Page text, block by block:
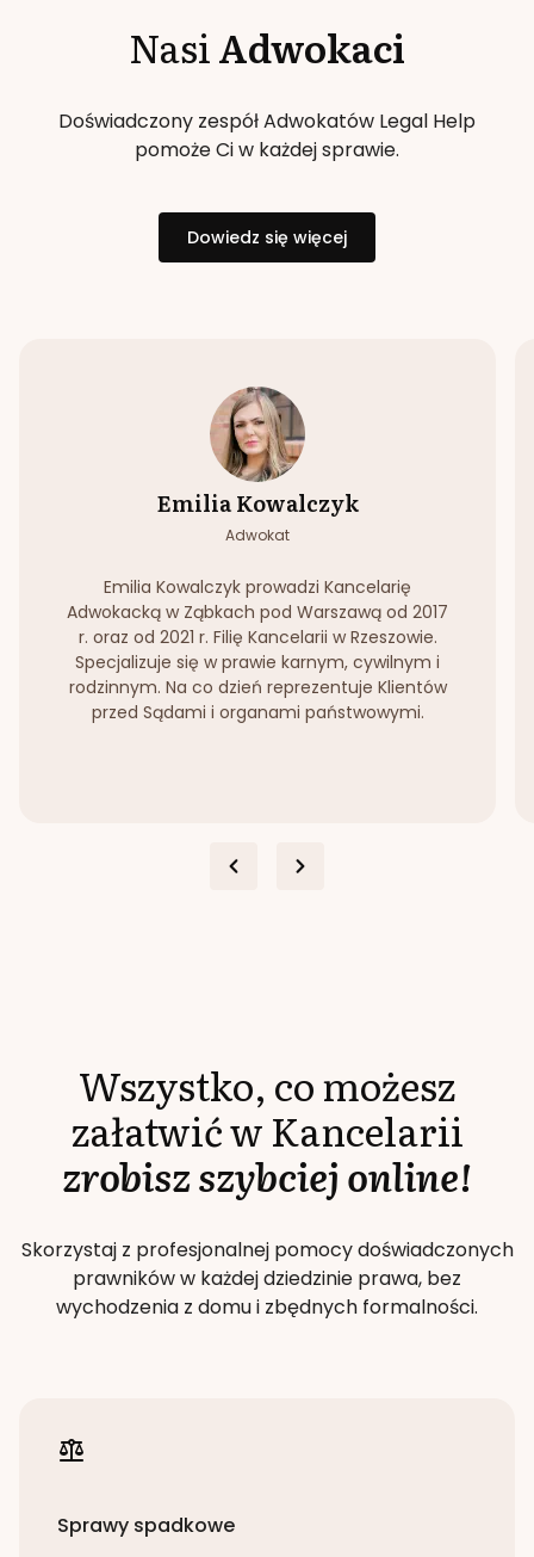
NasiAdwokaci
Doświadczony zespół Adwokatów Legal Help
pomoże Ci w każdej sprawie.
Dowiedz się więcej
Emilia Kowalczyk
Adwokat
Emilia Kowalczyk prowadzi Kancelarię
Adwokacką w Ząbkach pod Warszawą od 2017
r. oraz od 2021 r. Filię Kancelarii w Rzeszowie.
Specjalizuje się w prawie karnym, cywilnym i
rodzinnym. Na co dzień reprezentuje Klientów
przed Sądami i organami państwowymi.
Wszystko, co możesz
załatwić w Kancelarii
zrobisz szybciej online!
Skorzystaj z profesjonalnej pomocy doświadczonych
prawników w każdej dziedzinie prawa, bez
wychodzenia z domu i zbędnych formalności.
Sprawy spadkowe